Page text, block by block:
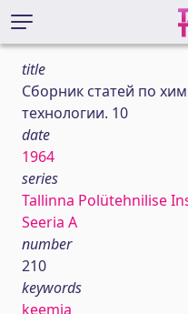
title
Сборник статей по
технологии. 10
date
1964
series
Tallinna Polütehnilise
Seeria A
number
210
keywords
keemia